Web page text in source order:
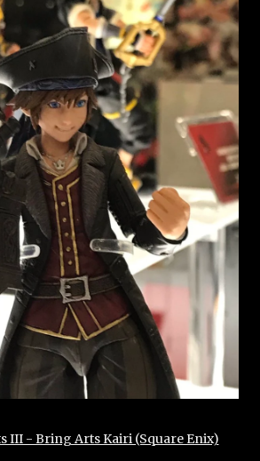
III - Bring Arts Kairi (Square Enix)